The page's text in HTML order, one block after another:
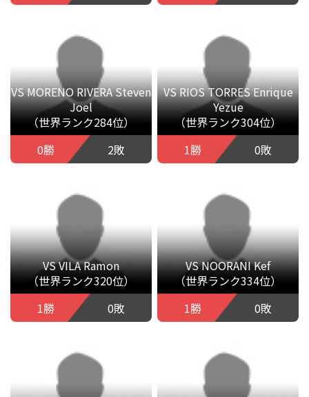
VS MORENO RIVERA Steven
Joel
（世界ランク284位）
0勝
2敗
VS RIOS TORRES Enrique
Yezue
（世界ランク304位）
1勝
0敗
VS VILA Ramon
（世界ランク320位）
1勝
0敗
VS NOORANI Kef
（世界ランク334位）
1勝
0敗